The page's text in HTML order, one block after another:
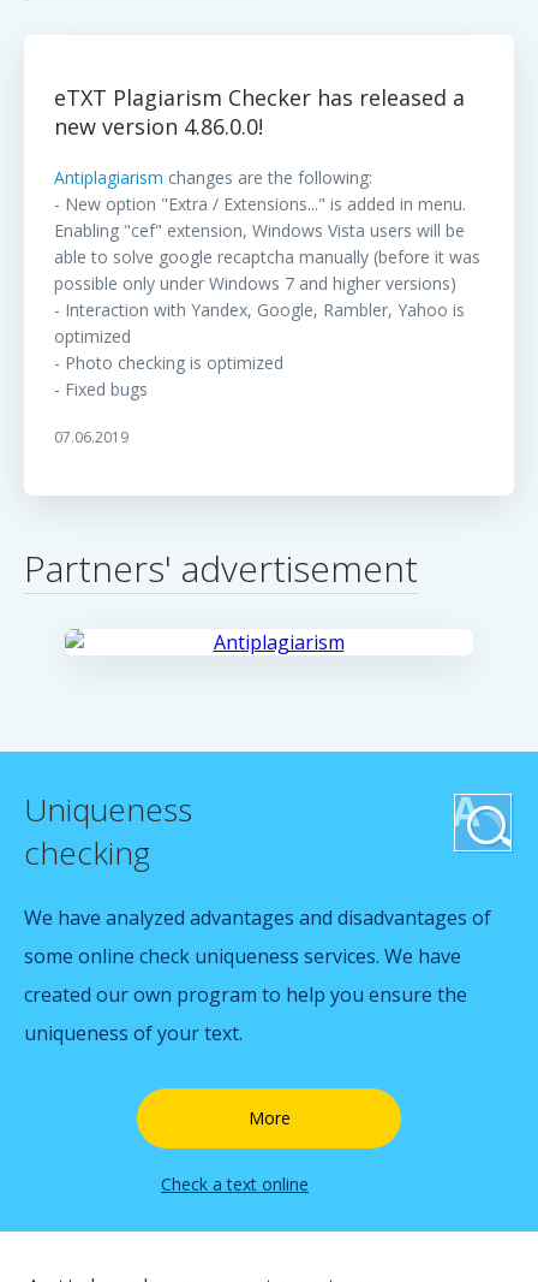
eTXT Plagiarism Checker has released a
new version 4.86.0.0!
Antiplagiarism changes are the following:
- New option "Extra / Extensions..." is added in menu.
Enabling "cef" extension, Windows Vista users will be
able to solve google recaptcha manually (before it was
possible only under Windows 7 and higher versions)
- Interaction with Yandex, Google, Rambler, Yahoo is
optimized
- Photo checking is optimized
- Fixed bugs
07.06.2019
Partners' advertisement
Uniqueness
checking
We have analyzed advantages and disadvantages of
some online check uniqueness services. We have
created our own program to help you ensure the
uniqueness of your text.
More
Check a text online